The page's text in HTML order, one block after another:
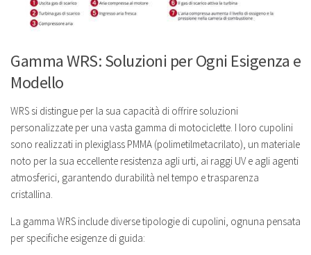
Gamma WRS: Soluzioni per Ogni Esigenza e
Modello
WRS si distingue per la sua capacità di offrire soluzioni
personalizzate per una vasta gamma di motociclette. I loro cupolini
sono realizzati in plexiglass PMMA (polimetilmetacrilato), un materiale
noto per la sua eccellente resistenza agli urti, ai raggi UV e agli agenti
atmosferici, garantendo durabilità nel tempo e trasparenza
cristallina.
La gamma WRS include diverse tipologie di cupolini, ognuna pensata
per specifiche esigenze di guida: